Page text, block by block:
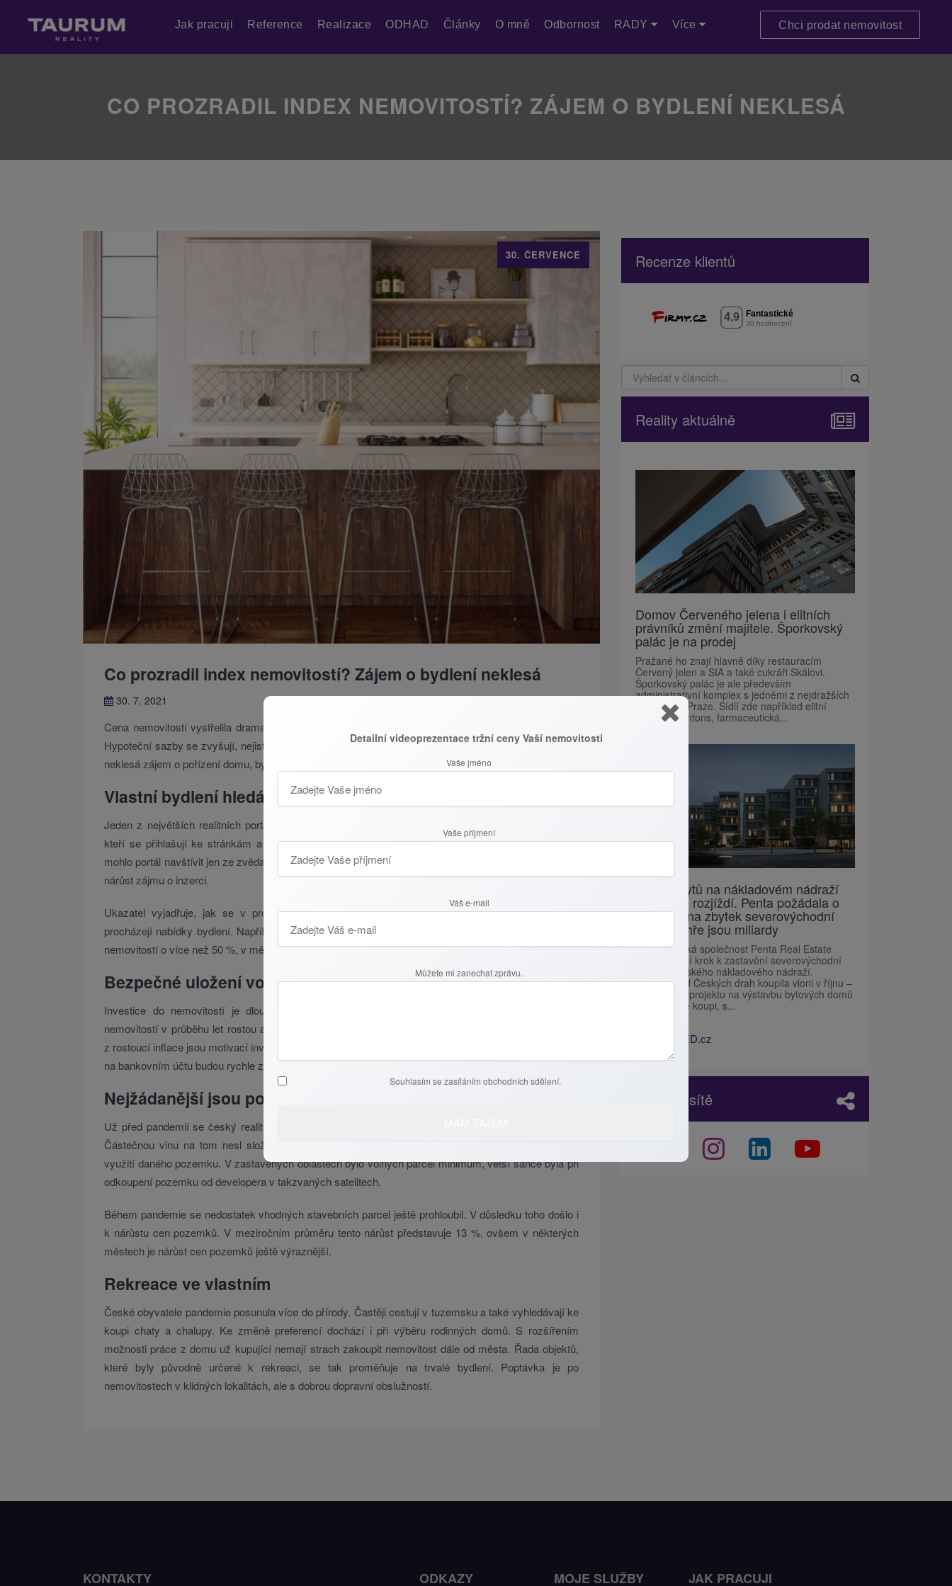
Jak pracuji Reference Realizace ODHAD Články O mně Odbornost RADY Více Chci prodat nemovitost
CO PROZRADIL INDEX NEMOVITOSTÍ? ZÁJEM O BYDLENÍ NEKLESÁ
Co prozradil index nemovitostí? Zájem o bydlení neklesá
30. 7. 2021
30. ČERVENCE
Cena nemovitostí vystřelila dramaticky vzhůru. Zužuje se nabídka rodinných domů, bytů i pozemků.
Hypoteční sazby se zvyšují, nejistota mezi obyvateli roste. Navzdory všem zmíněným skutečnostem
neklesá zájem o pořízení domu, bytu nebo pozemku.
Vlastní bydlení hledá stále více osob
Jeden z největších realitních portálů, web Sreality, pravidelně sleduje počet unikátních návštěvníků,
kteří se přihlašují ke stránkám a prohlížejí si zveřejněné nabídky. Ačkoliv část těchto návštěvníků
mohlo portál navštívit jen ze zvědavosti nebo proto, aby měli přehled o trhu, nelze přehlížet dramatický
nárůst zájmu o inzerci.
Ukazatel vyjadřuje, jak se v procentní míře změnil zájem (návštěvnost) stránek, kde uživatelé
procházejí nabídky bydlení. Například v měsíci březnu 2021 byl zaznamenán nárůst zájmu o inzerci
nemovitostí o více než 50 %, v měsíci červnu 2021 o více než 30 %.
Bezpečné uložení volných finančních prostředků
Investice do nemovitostí je dlouhodobě vnímána jako jedna z nejbezpečnějších nákupů. Ceny
nemovitostí v průběhu let rostou a zároveň je možné získat každý měsíc příjem z pronájmu. Obavy
z rostoucí inflace jsou motivací investorů k nákupu domu, bytu nebo pozemku, protože peníze uložené
na bankovním účtu budou rychle ztrácet hodnotu.
Nejžádanější jsou pozemky
Už před pandemií se český realitní trh potýkal s malou nabídkou pozemků vhodných pro výstavbu.
Částečnou vinu na tom nesl složitý a zdlouhavý proces získání stavebního povolení nebo změny
využití daného pozemku. V zastavěných oblastech bylo volných parcel minimum, větší šance byla při
odkoupení pozemku od developera v takzvaných satelitech.
Během pandemie se nedostatek vhodných stavebních parcel ještě prohloubil. V důsledku toho došlo i
k nárůstu cen pozemků. V meziročním průměru tento nárůst představuje 13 %, ovšem v některých
městech je nárůst cen pozemků ještě výraznější.
Rekreace ve vlastním
České obyvatele pandemie posunula více do přírody. Častěji cestují v tuzemsku a také vyhledávají ke
koupi chaty a chalupy. Ke změně preferencí dochází i při výběru rodinných domů. S rozšířením
možnosti práce z domu už kupující nemají strach zakoupit nemovitost dále od města. Řada objektů,
které byly původně určené k rekreaci, se tak proměňuje na trvalé bydlení. Poptávka je po
nemovitostech v klidných lokalitách, ale s dobrou dopravní obslužností.
Recenze klientů
Reality aktuálně
Domov Červeného jelena i elitních
právníků změní majitele. Šporkovský
palác je na prodej
Pražané ho znají hlavně díky restauracím
Červený jelen a SIA a také cukráři Skálovi.
Šporkovský palác je ale především
administrativní komplex s jedněmi z nejdražších
kanceláří v Praze. Sídlí zde například elitní
právníci Dentons, farmaceutická...
Stavba bytů na nákladovém nádraží
Žižkov se rozjíždí. Penta požádala o
povolení na zbytek severovýchodní
části, ve hře jsou miliardy
Developerská společnost Penta Real Estate
udělala další krok k zastavění severovýchodní
části žižkovského nákladového nádraží.
Pozemky od Českých drah koupila vloni v říjnu –
první etapu projektu na výstavbu bytových domů
už nabízí ke koupi, s...
IHNED.cz
Sociální sítě
KONTAKTY ODKAZY MOJE SLUŽBY JAK PRACUJI
Detailní videoprezentace tržní ceny Vaší nemovitosti
Vaše jméno
Vaše příjmení
Váš e-mail
Můžete mi zanechat zprávu.
Souhlasím se zasíláním obchodních sdělení.